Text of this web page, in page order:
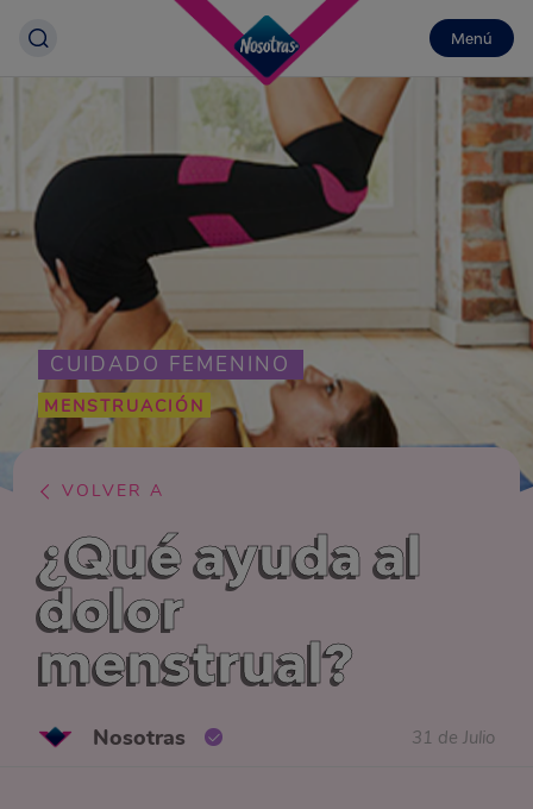
Menú
CUIDADO FEMENINO
MENSTRUACIÓN
VOLVER A
¿Qué ayuda al
dolor
menstrual?
Nosotras 31 de Julio